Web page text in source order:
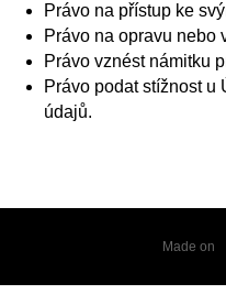
Právo na přístup ke
Právo na opravu nebo
Právo vznést námitku
Právo podat stížnost u
údajů.
Made on